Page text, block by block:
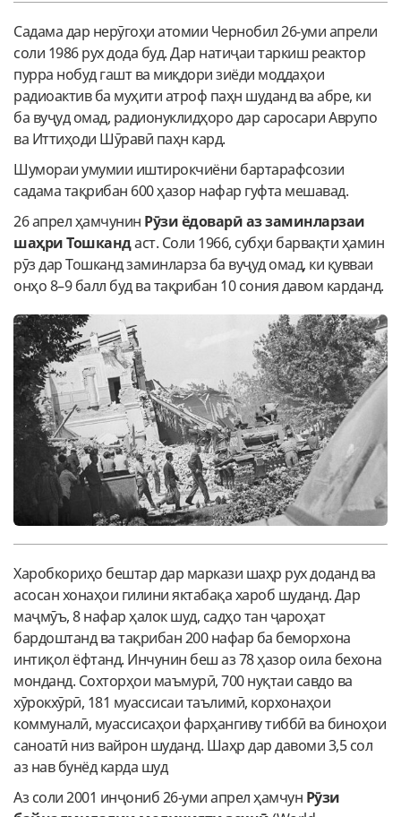
Садама дар нерӯгоҳи атомии Чернобил 26-уми апрели
соли 1986 рух дода буд. Дар натиҷаи таркиш реактор
пурра нобуд гашт ва миқдори зиёди моддаҳои
радиоактив ба муҳити атроф паҳн шуданд ва абре, ки
ба вуҷуд омад, радионуклидҳоро дар саросари Аврупо
ва Иттиҳоди Шӯравӣ паҳн кард.
Шумораи умумии иштирокчиёни бартарафсозии
садама тақрибан 600 ҳазор нафар гуфта мешавад.
26 апрел ҳамчунин Рӯзи ёдоварӣ аз заминларзаи
шаҳри Тошкандаст. Соли 1966, субҳи барвақти ҳамин
рӯз дар Тошканд заминларза ба вуҷуд омад, ки қувваи
онҳо 8–9 балл буд ва тақрибан 10 сония давом карданд.
Харобкориҳо бештар дар маркази шаҳр рух доданд ва
асосан хонаҳои гилини яктабақа хароб шуданд. Дар
маҷмӯъ, 8 нафар ҳалок шуд, садҳо тан ҷароҳат
бардоштанд ва тақрибан 200 нафар ба беморхона
интиқол ёфтанд. Инчунин беш аз 78 ҳазор оила бехона
монданд. Сохторҳои маъмурӣ, 700 нуқтаи савдо ва
хӯрокхӯрӣ, 181 муассисаи таълимӣ, корхонаҳои
коммуналӣ, муассисаҳои фарҳангиву тиббӣ ва биноҳои
саноатӣ низ вайрон шуданд. Шаҳр дар давоми 3,5 сол
аз нав бунёд карда шуд
Аз соли 2001 инҷониб 26-уми апрел ҳамчун Рӯзи